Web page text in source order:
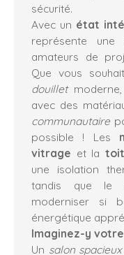
sécurité.
Avec un état
représente une
amateurs de
Que vous
douillet
avec des
communautaire
possible ! Les
vitrage et la
une isolation
tandis que le
moderniser si
énergétique
Imaginez-y
Un salon spacieux